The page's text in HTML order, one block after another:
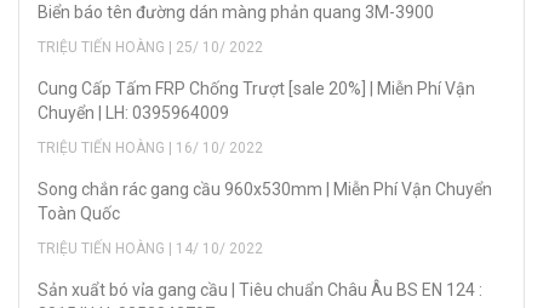
Biển báo tên đường dán màng phản quang 3M-3900
TRIỆU TIẾN HOÀNG | 25/ 10/ 2022
Cung Cấp Tấm FRP Chống Trượt [sale 20%] | Miễn Phí Vận
Chuyển | LH: 0395964009
TRIỆU TIẾN HOÀNG | 16/ 10/ 2022
Song chắn rác gang cầu 960x530mm | Miễn Phí Vận Chuyển
Toàn Quốc
TRIỆU TIẾN HOÀNG | 14/ 10/ 2022
Sản xuẩt bó vỉa gang cầu | Tiêu chuẩn Châu Âu BS EN 124 :